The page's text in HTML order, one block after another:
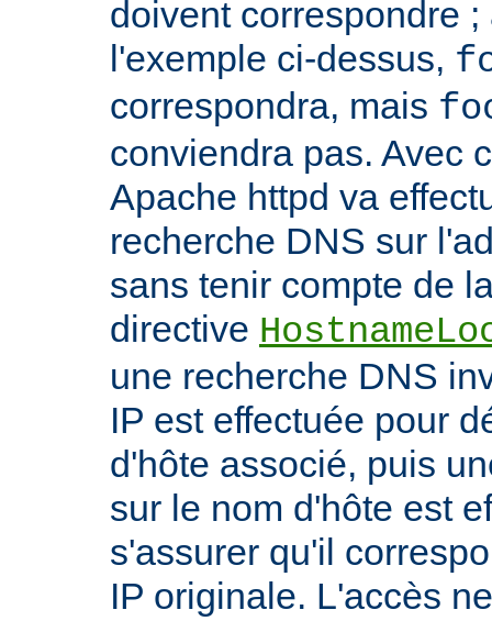
doivent correspondre
l'exemple ci-dessus,
correspondra, mais
conviendra pas. Avec
Apache httpd va
recherche DNS sur
sans tenir compte de
directive
une recherche DNS
IP est effectuée pour
d'hôte associé, puis
sur le nom d'hôte est
s'assurer qu'il
IP originale. L'accès